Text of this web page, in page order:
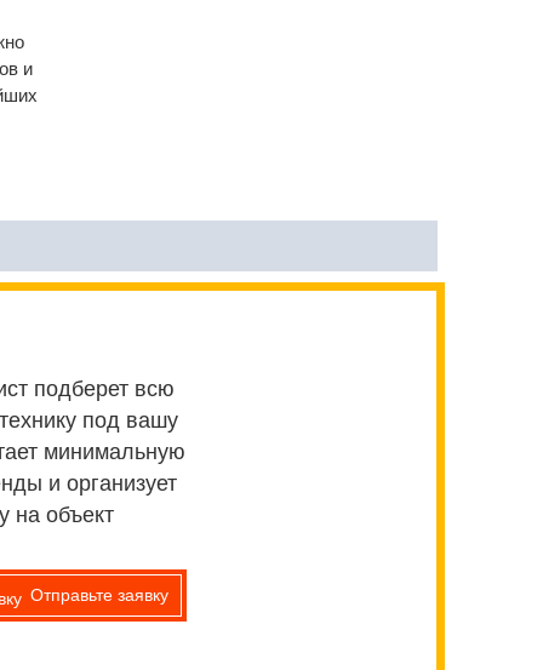
и
подберет всю
под вашу
минимальную
и организует
на объект
Отправьте заявку